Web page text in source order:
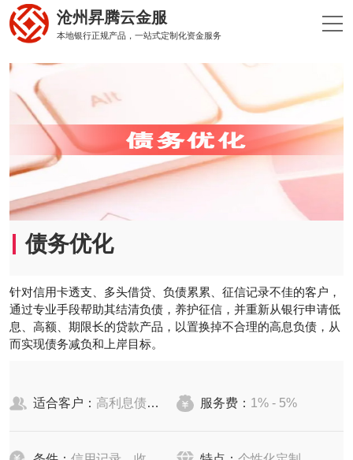
沧州昇腾云金服
本地银行正规产品，一站式定制化资金服务
债务优化
针对信用卡透支、多头借贷、负债累累、征信记录不佳的客户，
通过专业手段帮助其结清负债，养护征信，并重新从银行申请低
息、高额、期限长的贷款产品，以置换掉不合理的高息负债，从
而实现债务减负和上岸目标。
适合客户： 高利息债务缠身、信用良好但债务负担重者 服务费： 1% - 5%